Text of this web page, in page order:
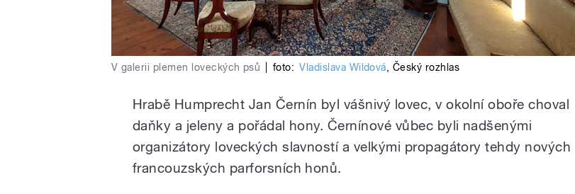
V galerii plemen loveckých psů foto: Vladislava Wildová, Český rozhlas
Hrabě Humprecht Jan Černín byl vášnivý lovec, v okolní oboře choval
daňky a jeleny a pořádal hony. Černínové vůbec byli nadšenými
organizátory loveckých slavností a velkými propagátory tehdy nových
francouzských parforsních honů.